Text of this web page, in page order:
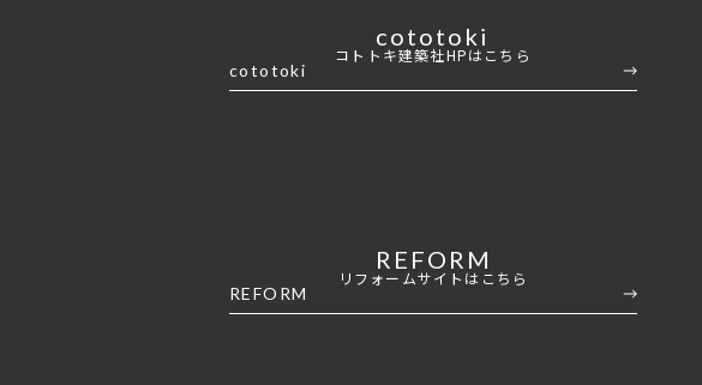
cototoki
コトトキ建築社HPはこちら
cototoki
REFORM
リフォームサイトはこちら
REFORM